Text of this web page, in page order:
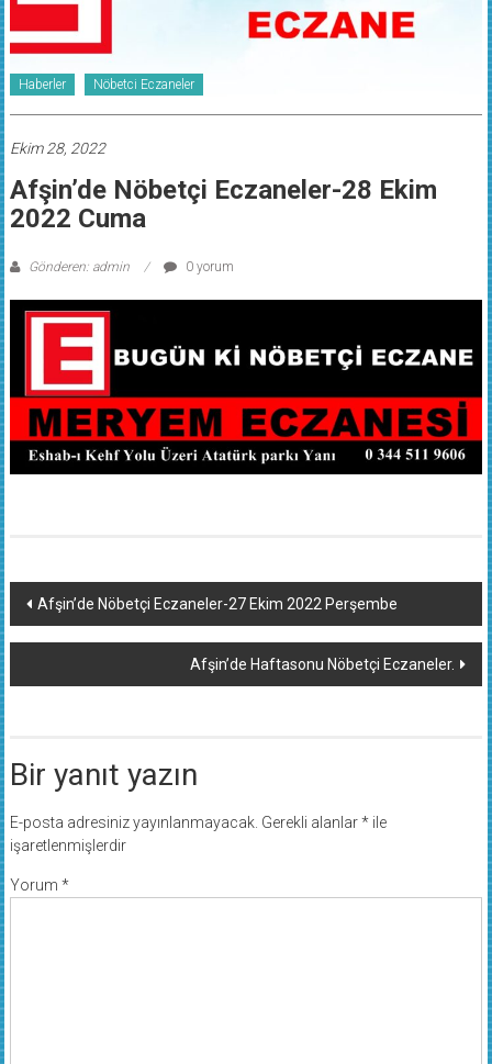
Haberler Nöbetci Eczaneler
Ekim 28, 2022
Afşin’de Nöbetçi Eczaneler-28 Ekim
2022 Cuma
Gönderen: admin 0 yorum
Yazı
dolaşımı
Afşin’de Nöbetçi Eczaneler-27 Ekim 2022 Perşembe
Afşin’de Haftasonu Nöbetçi Eczaneler.
Bir yanıt yazın
E-posta adresiniz yayınlanmayacak. Gerekli alanlar*ile
işaretlenmişlerdir
Yorum *